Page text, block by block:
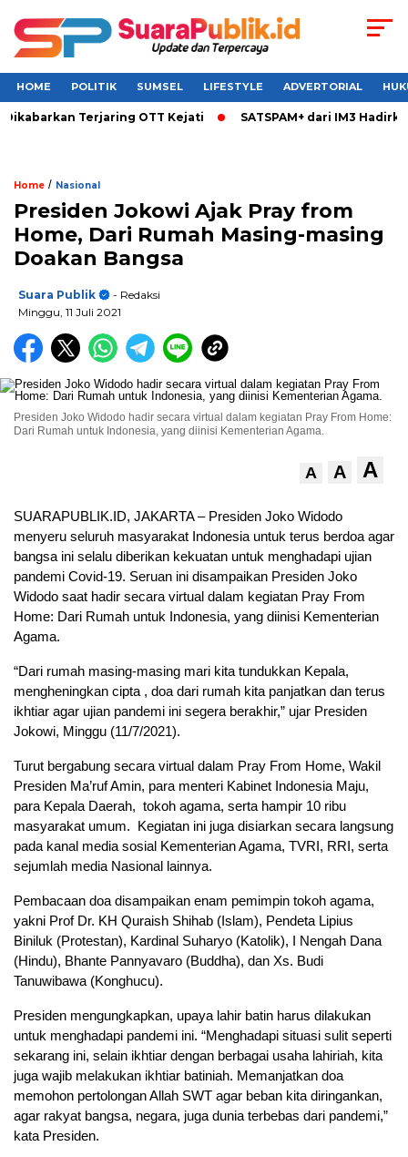
HOME POLITIK SUMSEL LIFESTYLE ADVERTORIAL
Terjaring OTT Kejati SATSPAM+ dari IM3
Home / Nasional
Presiden Jokowi Ajak Pray from
Home, Dari Rumah Masing-masing
Doakan Bangsa
Suara Publik
- Redaksi
Minggu, 11 Juli 2021
Presiden Joko Widodo hadir secara virtual dalam kegiatan Pray From Home:
Dari Rumah untuk Indonesia, yang diinisi​​​​​​​ Kementerian Agama.
A A A
SUARAPUBLIK.ID, JAKARTA – Presiden Joko Widodo
menyeru seluruh masyarakat Indonesia untuk terus berdoa agar
bangsa ini selalu diberikan kekuatan untuk menghadapi ujian
pandemi Covid-19. Seruan ini disampaikan Presiden Joko
Widodo saat hadir secara virtual dalam kegiatan Pray From
Home: Dari Rumah untuk Indonesia, yang diinisi​​​​​​​ Kementerian
Agama.
“Dari rumah masing-masing mari kita tundukkan Kepala,
mengheningkan cipta , doa dari rumah kita panjatkan dan terus
ikhtiar agar ujian pandemi ini segera berakhir,” ujar Presiden
Jokowi, Minggu (11/7/2021).
Turut bergabung secara virtual dalam Pray From Home, Wakil
Presiden Ma’ruf Amin, para menteri Kabinet Indonesia Maju,
para Kepala Daerah, tokoh agama, serta hampir 10 ribu
masyarakat umum. Kegiatan ini juga disiarkan secara langsung
pada kanal media sosial Kementerian Agama, TVRI, RRI, serta
sejumlah media Nasional lainnya.
Pembacaan doa disampaikan enam pemimpin tokoh agama,
yakni Prof Dr. KH Quraish Shihab (Islam), Pendeta Lipius
Biniluk (Protestan), Kardinal Suharyo (Katolik), I Nengah Dana
(Hindu), Bhante Pannyavaro (Buddha), dan Xs. Budi
Tanuwibawa (Konghucu).
Presiden mengungkapkan, upaya lahir batin harus dilakukan
untuk menghadapi pandemi ini. “Menghadapi situasi sulit seperti
sekarang ini, selain ikhtiar dengan berbagai usaha lahiriah, kita
juga wajib melakukan ikhtiar batiniah. Memanjatkan doa
memohon pertolongan Allah SWT agar beban kita diringankan,
agar rakyat bangsa, negara, juga dunia terbebas dari pandemi,”
kata Presiden.